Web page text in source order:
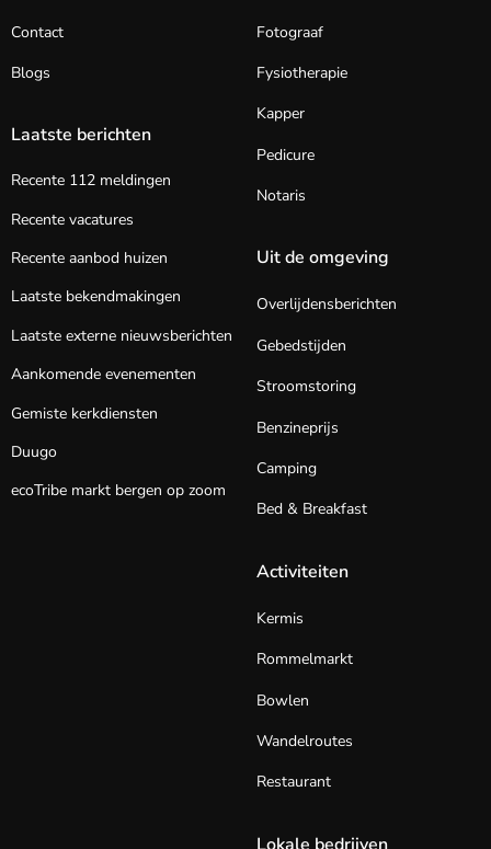
Contact
Blogs
Laatste berichten
Recente 112 meldingen
Recente vacatures
Recente aanbod huizen
Laatste bekendmakingen
Laatste externe nieuwsberichten
Aankomende evenementen
Gemiste kerkdiensten
Duugo
ecoTribe markt bergen op zoom
Fotograaf
Fysiotherapie
Kapper
Pedicure
Notaris
Uit de omgeving
Overlijdensberichten
Gebedstijden
Stroomstoring
Benzineprijs
Camping
Bed & Breakfast
Activiteiten
Kermis
Rommelmarkt
Bowlen
Wandelroutes
Restaurant